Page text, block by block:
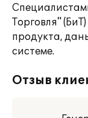
Торговля"
продукта,
системе.
Отзыв